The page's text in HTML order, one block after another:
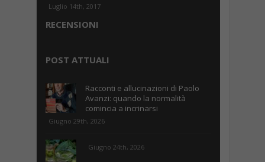
Luglio 14th, 2017
RECENSIONI
POST ATTUALI
Racconti e allucinazioni di Paolo
Avanzi: quando la normalità
comincia a incrinarsi
Giugno 29th, 2026
Giugno 24th, 2026